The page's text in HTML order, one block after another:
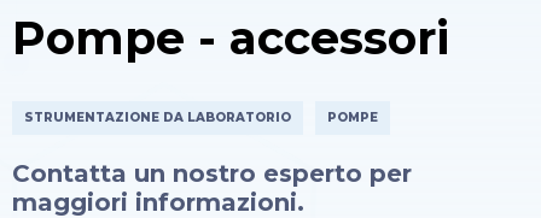
Pompe - accessori
STRUMENTAZIONE DA LABORATORIO POMPE
Contatta un nostro esperto per
maggiori informazioni.